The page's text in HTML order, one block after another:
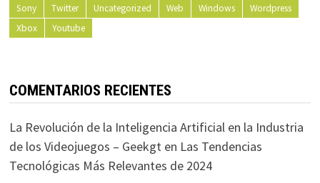
Sony
Twitter Uncategorized Web Windows
Wordpress
Xbox
Youtube
COMENTARIOS RECIENTES
La Revolución de la Inteligencia Artificial en la Industria
de los Videojuegos – Geekgten Las Tendencias
Tecnológicas Más Relevantes de 2024